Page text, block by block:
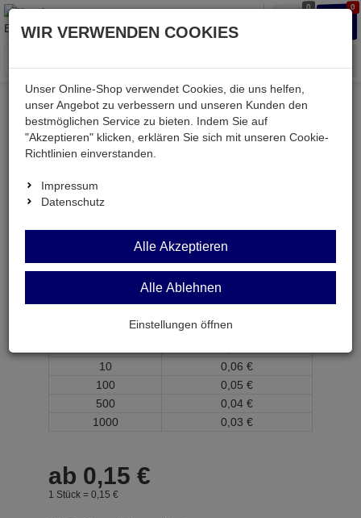
0 0
Menü
Weiter einkaufen Kessler electronic
Bauteile aktiv
BCX70K
BCX70K
Transistor npn 45V 0,1A 0,3W SOT23
ab Menge
Preis je Stück
10
0, 06 €
100
0, 05 €
500
0, 04 €
1000
0, 03 €
ab 0,15 €
1 Stück = 0, 15 €
WIR VERWENDEN COOKIES
Unser Online-Shop verwendet Cookies, die uns helfen,
unser Angebot zu verbessern und unseren Kunden den
bestmöglichen Service zu bieten. Indem Sie auf
"Akzeptieren" klicken, erklären Sie sich mit unseren Cookie-
Richtlinien einverstanden.
Impressum
Datenschutz
Alle Akzeptieren
Alle Ablehnen
Einstellungen öffnen